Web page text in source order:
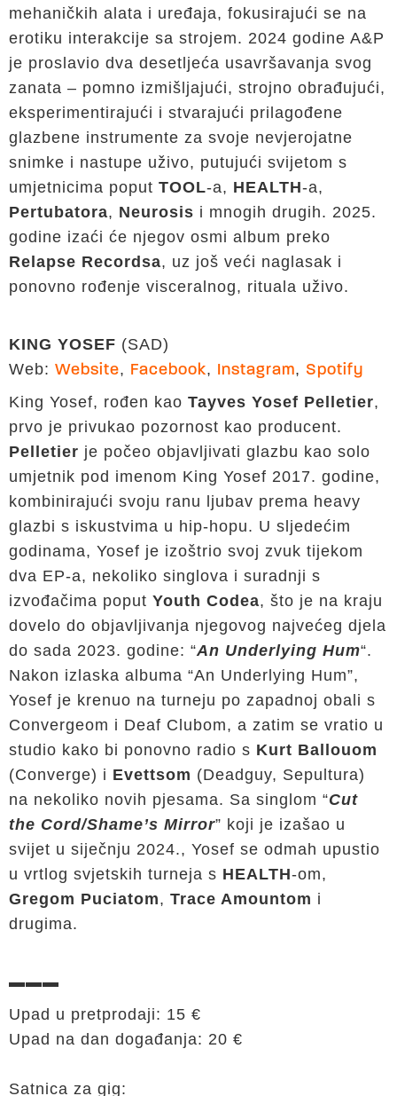
mehaničkih alata i uređaja, fokusirajući se na
erotiku interakcije sa strojem. 2024 godine A&P
je proslavio dva desetljeća usavršavanja svog
zanata – pomno izmišljajući, strojno obrađujući,
eksperimentirajući i stvarajući prilagođene
glazbene instrumente za svoje nevjerojatne
snimke i nastupe uživo, putujući svijetom s
umjetnicima poput TOOL-a, HEALTH-a,
Pertubatora, Neurosis i mnogih drugih. 2025.
godine izaći će njegov osmi album preko
Relapse Recordsa, uz još veći naglasak i
ponovno rođenje visceralnog, rituala uživo.
KING YOSEF (SAD)
Web: Website, Facebook, Instagram, Spotify
King Yosef, rođen kao Tayves Yosef Pelletier,
prvo je privukao pozornost kao producent.
Pelletier je počeo objavljivati glazbu kao solo
umjetnik pod imenom King Yosef 2017. godine,
kombinirajući svoju ranu ljubav prema heavy
glazbi s iskustvima u hip-hopu. U sljedećim
godinama, Yosef je izoštrio svoj zvuk tijekom
dva EP-a, nekoliko singlova i suradnji s
izvođačima poput Youth Codea, što je na kraju
dovelo do objavljivanja njegovog najvećeg djela
do sada 2023. godine: “An Underlying Hum“.
Nakon izlaska albuma “An Underlying Hum”,
Yosef je krenuo na turneju po zapadnoj obali s
Convergeom i Deaf Clubom, a zatim se vratio u
studio kako bi ponovno radio s Kurt Ballouom
(Converge) i Evettsom (Deadguy, Sepultura)
na nekoliko novih pjesama. Sa singlom “Cut
the Cord/Shame’s Mirror” koji je izašao u
svijet u siječnju 2024., Yosef se odmah upustio
u vrtlog svjetskih turneja s HEALTH-om,
Gregom Puciatom, Trace Amountom i
drugima.
▬▬▬
Upad u pretprodaji: 15 €
Upad na dan događanja: 20 €
Satnica za gig: